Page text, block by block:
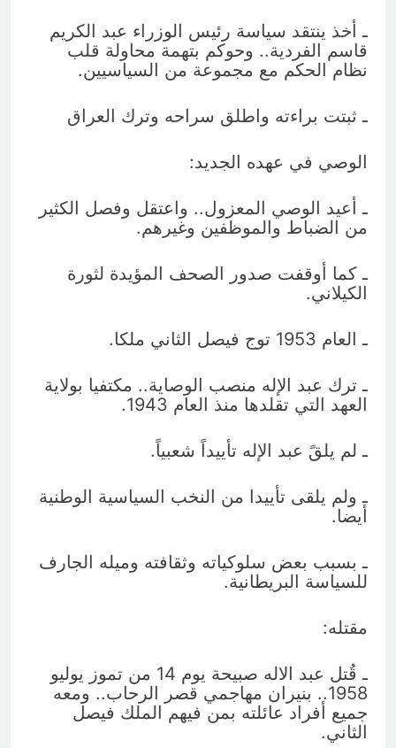
ـ أخذ ينتقد سياسة رئيس الوزراء عبد الكريم
قاسم الفردية.. وحوكم بتهمة محاولة قلب
نظام الحكم مع مجموعة من السياسيين.
ـ ثبتت براءته واطلق سراحه وترك العراق
الوصي في عهده الجديد:
ـ أعيد الوصي المعزول.. واعتقل وفصل الكثير
من الضباط والموظفين وغيرهم.
ـ كما أوقفت صدور الصحف المؤيدة لثورة
الكيلاني.
ـ العام 1953 توج فيصل الثاني ملكا.
ـ ترك عبد الإله منصب الوصاية.. مكتفيا بولاية
العهد التي تقلدها منذ العام 1943.
ـ لم يلقً عبد الإله تأييداً شعبياً.
ـ ولم يلقى تأييدا من النخب السياسية الوطنية
أيضا.
ـ بسبب بعض سلوكياته وثقافته وميله الجارف
للسياسة البريطانية.
مقتله:
ـ قُتل عبد الاله صبيحة يوم 14 من تموز يوليو
1958.. بنيران مهاجمي قصر الرحاب.. ومعه
جميع أفراد عائلته بمن فيهم الملك فيصل
الثاني.